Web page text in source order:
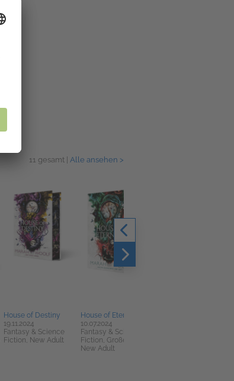
11 gesamt | Alle ansehen >
House of Destiny
19.11.2024
Fantasy & Science
Fiction, New Adult
House of Eternity
10.07.2024
Fantasy & Science
Fiction, Große Gefühle,
New Adult